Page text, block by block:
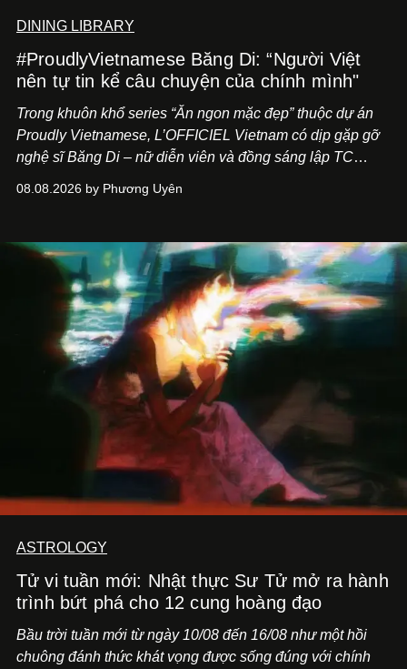
DINING LIBRARY
#ProudlyVietnamese Băng Di: “Người Việt
nên tự tin kể câu chuyện của chính mình"
Trong khuôn khổ series “Ăn ngon mặc đẹp” thuộc dự án
Proudly Vietnamese, L’OFFICIEL Vietnam có dịp gặp gỡ
nghệ sĩ Băng Di – nữ diễn viên và đồng sáng lập TC
Kitchen Bar và SALEM tại TP.HCM.
08.08.2026 by Phương Uyên
ASTROLOGY
Tử vi tuần mới: Nhật thực Sư Tử mở ra hành
trình bứt phá cho 12 cung hoàng đạo
Bầu trời tuần mới từ ngày 10/08 đến 16/08 như một hồi
chuông đánh thức khát vọng được sống đúng với chính